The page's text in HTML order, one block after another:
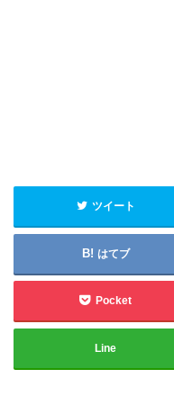
ツイート
はてブ
Pocket
Line